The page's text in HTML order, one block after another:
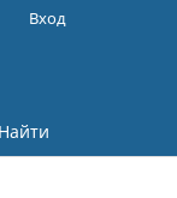
Найти
Вход